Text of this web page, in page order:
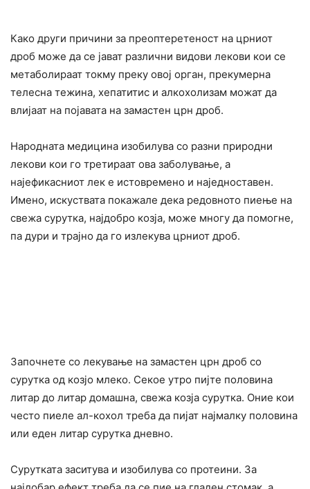
Како други причини за преоптеретеност на црниот
дроб може да се јават различни видови лекови кои се
метаболиpaат токму преку овој opган, прекyмерна
телecна тeжина, xeпатитис и алкoxолизaм можат да
влијаат на појавата на замастен црн дроб.
Народната медицина изобилува со разни природни
лекови кои го третираат ова заболување, а
најефикасниот лек е истовремено и наједноставен.
Имено, искуствата покажале дека редовното пиење на
свежа сурутка, најдобро козја, може многу да помогне,
па дури и трајно да го излекува црниот дроб.
Започнете со лекување на замастен црн дроб со
сурутка од козјо млеко. Секое утро пијте половина
литар до литар домашна, свежа козја сурутка. Оние кои
често пиеле ал-кoxол треба да пијат најмалку половина
или еден литар сурутка дневно.
Сурутката заситува и изобилува со протеини. За